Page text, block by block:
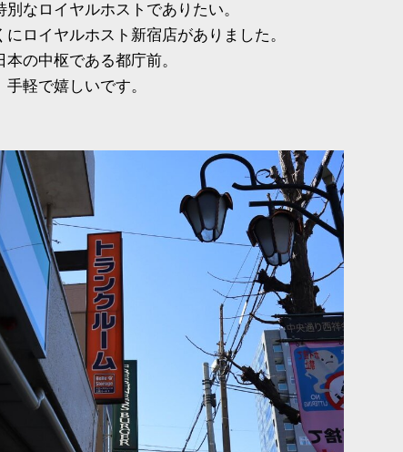
なロイヤルホストでありたい。
ロイヤルホスト新宿店がありました。
の中枢である都庁前。
軽で嬉しいです。